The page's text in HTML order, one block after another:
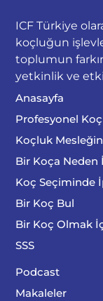
ICF Türkiye
koçluğun
toplumun
yetkinlik ve
Anasayfa
Profesyonel
Koçluk
Bir Koça
Koç Seçiminde
Bir Koç Bul
Bir Koç Olmak
SSS
Podcast
Makaleler